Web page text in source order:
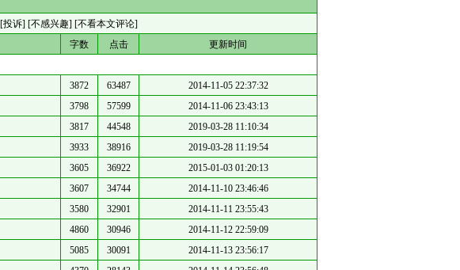
[投诉] [不感兴趣] [不看本文评论]
字数 点击
更新时间
3872 63487
2014-11-05 22:37:32
3798 57599
2014-11-06 23:43:13
3817 44548
2019-03-28 11:10:34
3933 38916
2019-03-28 11:19:54
3605 36922
2015-01-03 01:20:13
3607 34744
2014-11-10 23:46:46
3580 32901
2014-11-11 23:55:43
4860 30946
2014-11-12 22:59:09
5085 30091
2014-11-13 23:56:17